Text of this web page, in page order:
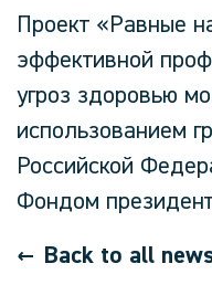
Проект «Равные
эффективной
угроз здоровью
использованием
Российской
Фондом
Back to all